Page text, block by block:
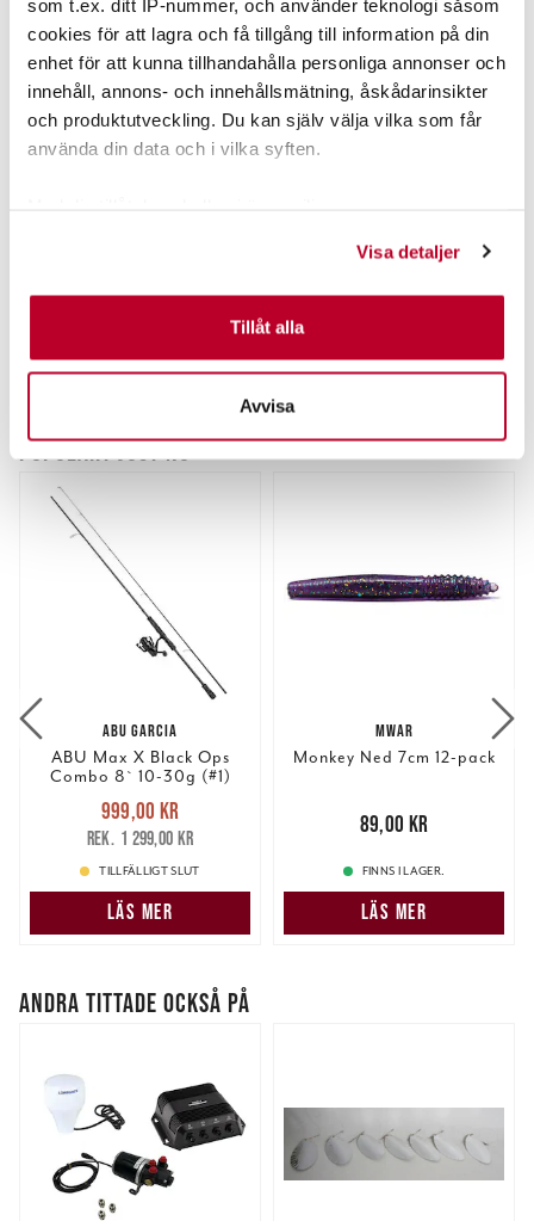
som t.ex. ditt IP-nummer, och använder teknologi såsom
cookies för att lagra och få tillgång till information på din
enhet för att kunna tillhandahålla personliga annonser och
innehåll, annons- och innehållsmätning, åskådarinsikter
och produktutveckling. Du kan själv välja vilka som får
använda din data och i vilka syften.
Identifiera din enhet genom att aktivt skanna den för
specifika kännetecken (fingeravtryck)
Ta reda på mer om hur dina personliga uppgifter
Du kan ändra eller dra tillbaka ditt samtycke när som
helst från cookie-förklaringen.
Vi använder enhetsidentifierare för att anpassa innehållet
och annonserna till användarna, tillhandahålla funktioner
för sociala medier och analysera vår trafik. Vi
vidarebefordrar även sådana identifierare och annan
information från din enhet till de sociala medier och
annons- och analysföretag som vi samarbetar med.
Dessa kan i sin tur kombinera informationen med annan
information som du har tillhandahållit eller som de har
samlat in när du har använt deras tjänster.
Visa detaljer
Tillåt alla
Avvisa
POPULÄRT JUST NU
ABU GARCIA
ABU Max X Black Ops
Combo 8` 10-30g (#1)
Nuvarande pris
999,00 krTidigare pris
1 299,00 kr
999,00 kr
1 299,00 kr
TILLFÄLLIGT SLUT
LÄS MER
MWAR
Monkey Ned 7cm 12-pack
89,00 kr
89,00 kr
FINNS I LAGER.
LÄS MER
ANDRA TITTADE OCKSÅ PÅ